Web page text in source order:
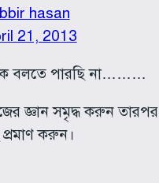
hasan
21, 2013
বলতে পারছি না………
জ্ঞান সমৃদ্ধ করুন তারপর
প্রমাণ করুন।